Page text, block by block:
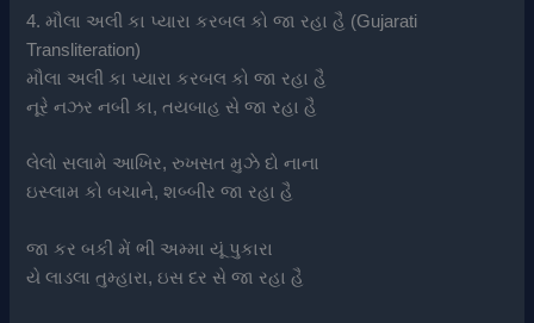
4. મૌલા અલી કા પ્યારા કરબલ કો જા રહા હૈ (Gujarati
Transliteration)
મૌલા અલી કા પ્યારા કરબલ કો જા રહા હૈ
નૂરે નઝર નબી કા, તયબાહ સે જા રહા હૈ
લેલો સલામે આખિર, રુખસત મુઝે દો નાના
ઇસ્લામ કો બચાને, શબ્બીર જા રહા હૈ
જા કર બકી મેં ભી અમ્મા યૂં પુકારા
યે લાડલા તુમ્હારા, ઇસ દર સે જા રહા હૈ